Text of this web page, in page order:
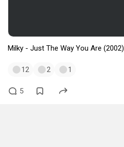
Milky - Just The Way You Are (2002)
12 2 1
5